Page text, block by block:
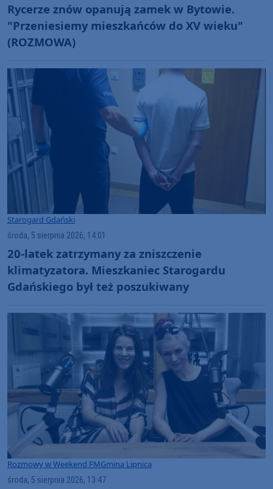
Rycerze znów opanują zamek w Bytowie.
"Przeniesiemy mieszkańców do XV wieku"
(ROZMOWA)
Starogard Gdański
środa, 5 sierpnia 2026, 14:01
20-latek zatrzymany za zniszczenie
klimatyzatora. Mieszkaniec Starogardu
Gdańskiego był też poszukiwany
Rozmowy w Weekend FMGmina Lipnica
środa, 5 sierpnia 2026, 13:47